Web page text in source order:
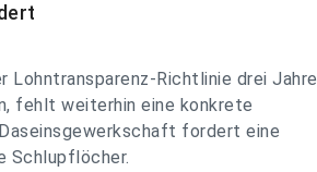
Richtlinie drei Jahre
fehlt weiterhin eine konkrete
fordert eine
Schlupflöcher.